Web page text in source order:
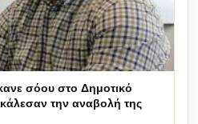
σόου στο Δημοτικό
την αναβολή της